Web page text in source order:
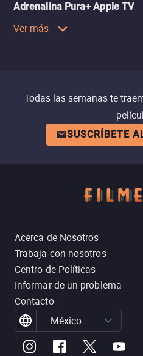
Adrenalina Pura+ Apple TV
Ver más
Todas las semanas te
SUSCRÍBETE
Acerca de Nosotros
Trabaja con nosotros
Centro de Políticas
Informar de un problema
Contacto
México